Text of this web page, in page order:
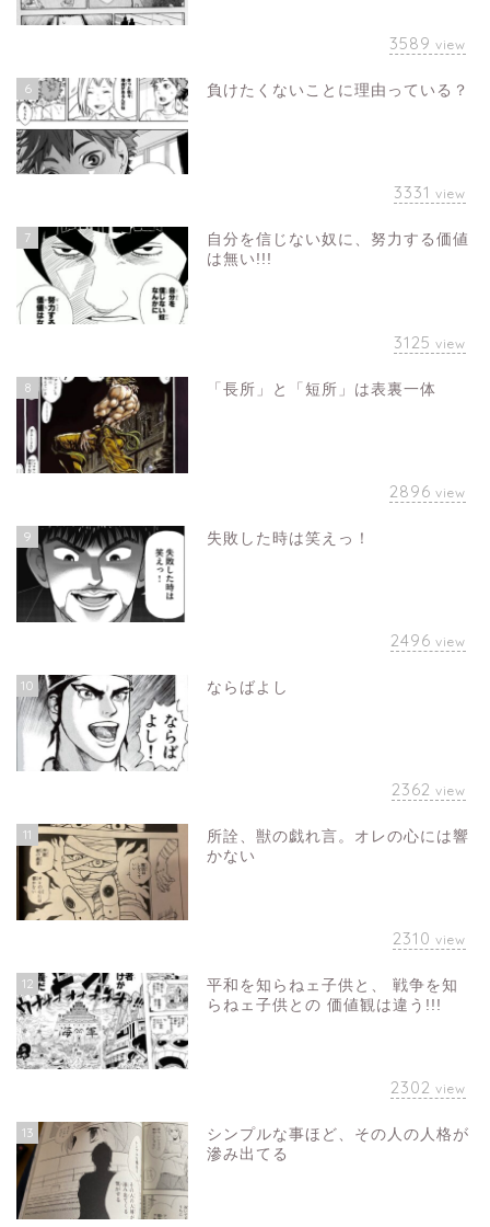
3589 view
6 負けたくないことに理由っている？
3331 view
7
自分を信じない奴に、努力する価値
は無い!!!
3125 view
8 「長所」と「短所」は表裏一体
2896 view
9 失敗した時は笑えっ！
2496 view
10 ならばよし
2362 view
11
所詮、獣の戯れ言。オレの心には響
かない
2310 view
12
平和を知らねェ子供と、 戦争を知
らねェ子供との 価値観は違う!!!
2302 view
13
シンプルな事ほど、その人の人格が
滲み出てる